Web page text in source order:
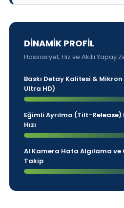
DİNAMİK PROFIL
Hassasiyet, Hız ve Akıllı Yapay
Baskı Detay Kalitesi &
Ultra HD)
Eğimli Ayrılma (Tilt-Release)
Hızı
AI Kamera Hata Algılama ve
Takip